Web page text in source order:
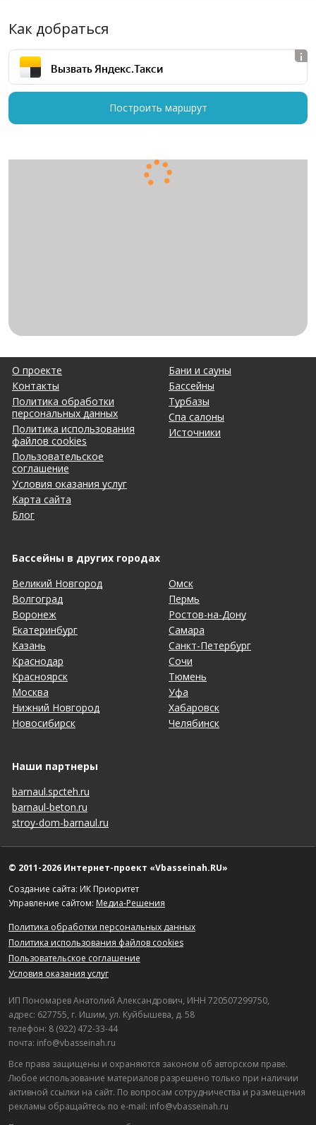
Как добраться
Вызвать Яндекс.Такси
Построить маршрут
О проекте
Контакты
Политика обработки
персональных данных
Политика использования
файлов cookies
Пользовательское
соглашение
Условия оказания услуг
Карта сайта
Блог
Бани и сауны
Бассейны
Турбазы
Спа салоны
Источники
Бассейны в других городах
Великий Новгород
Волгоград
Воронеж
Екатеринбург
Казань
Краснодар
Красноярск
Москва
Нижний Новгород
Новосибирск
Омск
Пермь
Ростов-на-Дону
Самара
Санкт-Петербург
Сочи
Тюмень
Уфа
Хабаровск
Челябинск
Наши партнеры
barnaul.spcteh.ru
barnaul-beton.ru
stroy-dom-barnaul.ru
© 2011-2026 Интернет-проект «Vbasseinah.RU»
Создание сайта: ИК Приоритет
Управление сайтом: Медиа-Решения
Политика обработки персональных данных
Политика использования файлов cookies
Пользовательское соглашение
Условия оказания услуг
ИП Пономарев Анатолий Александрович, ИНН 720507299750,
адрес: 627755, г. Ишим, ул. Куйбышева, д. 58
телефон: 8 (922) 472-33-44
почта: info@vbasseinah.ru
Все права защищены и охраняются законом об авторском праве.
Любое использование материалов разрешено только при наличии
активной ссылки на сайт. По вопросам сотрудничества и размещения
рекламы обращайтесь по e-mail: info@vbasseinah.ru